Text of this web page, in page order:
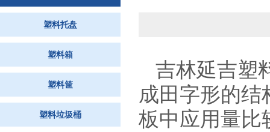
塑料托盘
塑料箱
塑料筐
塑料垃圾桶
吉林延吉塑
成田字形的结
板中应用量比